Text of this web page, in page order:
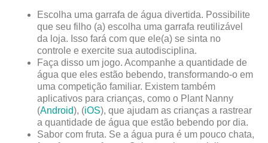
Escolha uma garrafa de água divertida. Possibilite
que seu filho (a) escolha uma garrafa reutilizável
da loja. Isso fará com que ele(a) se sinta no
controle e exercite sua autodisciplina.
Faça disso um jogo. Acompanhe a quantidade de
água que eles estão bebendo, transformando-o em
uma competição familiar. Existem também
aplicativos para crianças, como o Plant Nanny
(Android), (iOS), que ajudam as crianças a rastrear
a quantidade de água que estão bebendo por dia.
Sabor com fruta. Se a água pura é um pouco chata,